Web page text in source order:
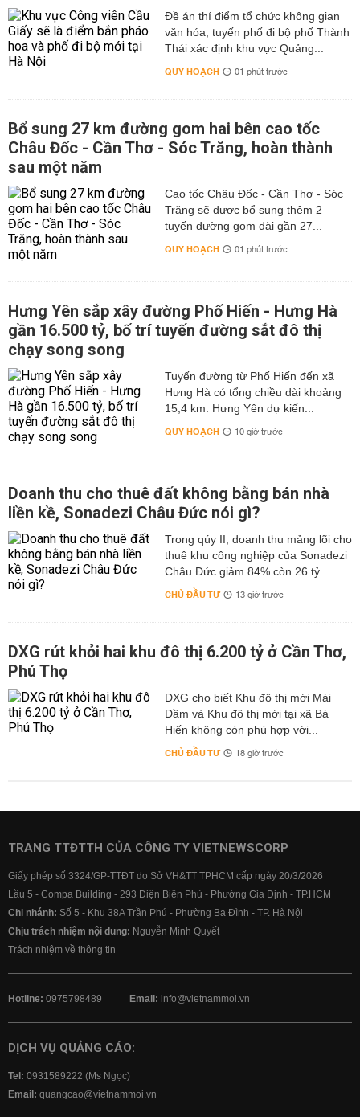
Đề án thí điểm tổ chức không gian
văn hóa, tuyến phố đi bộ phố Thành
Thái xác định khu vực Quảng...
QUY HOẠCH 01 phút trước
Bổ sung 27 km đường gom hai bên cao tốc
Châu Đốc - Cần Thơ - Sóc Trăng, hoàn thành
sau một năm
Cao tốc Châu Đốc - Cần Thơ - Sóc
Trăng sẽ được bổ sung thêm 2
tuyến đường gom dài gần 27...
QUY HOẠCH 01 phút trước
Hưng Yên sắp xây đường Phố Hiến - Hưng Hà
gần 16.500 tỷ, bố trí tuyến đường sắt đô thị
chạy song song
Tuyến đường từ Phố Hiến đến xã
Hưng Hà có tổng chiều dài khoảng
15,4 km. Hưng Yên dự kiến...
QUY HOẠCH 10 giờ trước
Doanh thu cho thuê đất không bằng bán nhà
liền kề, Sonadezi Châu Đức nói gì?
Trong qúy II, doanh thu mảng lõi cho
thuê khu công nghiệp của Sonadezi
Châu Đức giảm 84% còn 26 tỷ...
CHỦ ĐẦU TƯ 13 giờ trước
DXG rút khỏi hai khu đô thị 6.200 tỷ ở Cần Thơ,
Phú Thọ
DXG cho biết Khu đô thị mới Mái
Dầm và Khu đô thị mới tại xã Bá
Hiến không còn phù hợp với...
CHỦ ĐẦU TƯ 18 giờ trước
TRANG TTĐTTH CỦA CÔNG TY VIETNEWSCORP
Giấy phép số 3324/GP-TTĐT do Sở VH&TT TPHCM cấp ngày 20/3/2026
Lầu 5 - Compa Building - 293 Điện Biên Phủ - Phường Gia Định - TP.HCM
Chi nhánh: Số 5 - Khu 38A Trần Phú - Phường Ba Đình - TP. Hà Nội
Chịu trách nhiệm nội dung: Nguyễn Minh Quyết
Trách nhiệm về thông tin
Hotline: 0975798489 Email: info@vietnammoi.vn
DỊCH VỤ QUẢNG CÁO:
Tel: 0931589222 (Ms Ngọc)
Email: quangcao@vietnammoi.vn